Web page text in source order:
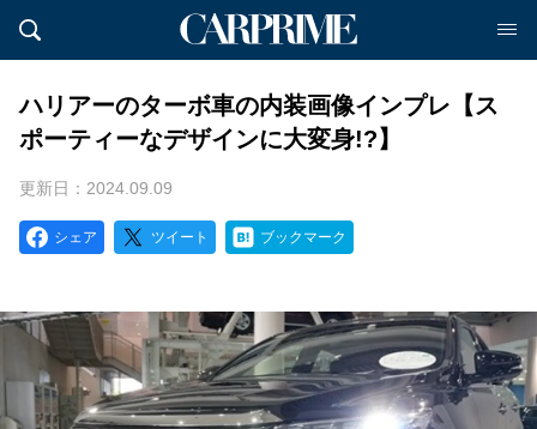
ハリアーのターボ車の内装画像インプレ【ス
ポーティーなデザインに大変身!?】
更新日：2024.09.09
シェア ツイート ブックマーク